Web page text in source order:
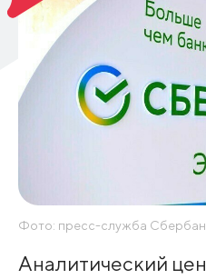
Фото: пресс-служба
Аналитический